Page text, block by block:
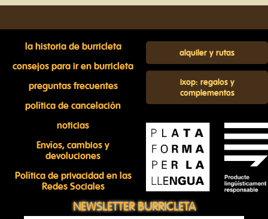
la historia de burricleta
consejos para ir en burricleta
preguntas frecuentes
política de cancelación
noticias
Envíos, cambios y
devoluciones
Política de privacidad en las
Redes Sociales
alquiler y rutas
ixop: regalos y
complementos
NEWSLETTER BURRICLETA